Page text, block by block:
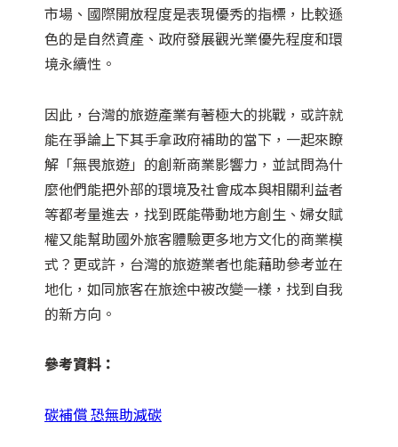
市場、國際開放程度是表現優秀的指標，比較遜
色的是自然資產、政府發展觀光業優先程度和環
境永續性。
因此，台灣的旅遊產業有著極大的挑戰，或許就
能在爭論上下其手拿政府補助的當下，一起來瞭
解「無畏旅遊」的創新商業影響力，並試問為什
麼他們能把外部的環境及社會成本與相關利益者
等都考量進去，找到既能帶動地方創生、婦女賦
權又能幫助國外旅客體驗更多地方文化的商業模
式？更或許，台灣的旅遊業者也能藉助參考並在
地化，如同旅客在旅途中被改變一樣，找到自我
的新方向。
參考資料：
碳補償 恐無助減碳